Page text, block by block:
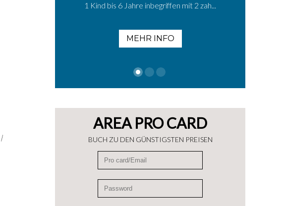
1 Kind bis 6 Jahre inbegriffen mit 2 zah...
MEHR INFO
AREA PRO CARD
BUCH ZU DEN GÜNSTIGSTEN PREISEN